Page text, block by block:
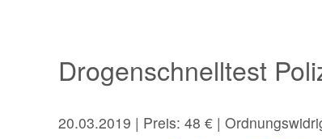
Drogenschnelltest
20.03.2019 | Preis: 48 € |